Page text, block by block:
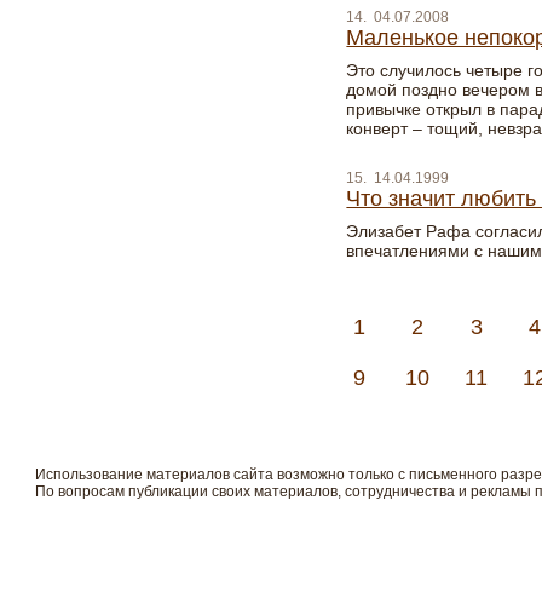
14. 04.07.2008
Маленькое
Это случилось четыре
домой поздно вечером
привычке открыл в
конверт – тощий,
15. 14.04.1999
Что значит
Элизабет Рафа
впечатлениями с
1 2 3 4
9 10 11
Использование материалов сайта возможно только с письменного
По вопросам публикации своих материалов, сотрудничества и